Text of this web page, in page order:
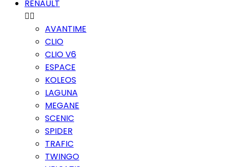
RENAULT

AVANTIME
CLIO
CLIO V6
ESPACE
KOLEOS
LAGUNA
MEGANE
SCENIC
SPIDER
TRAFIC
TWINGO